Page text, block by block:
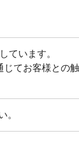
ています。
てお客様との
。